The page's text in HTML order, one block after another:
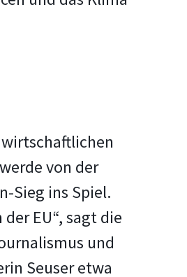
von der
Sieg ins Spiel.
EU“, sagt die
und
Seuser etwa